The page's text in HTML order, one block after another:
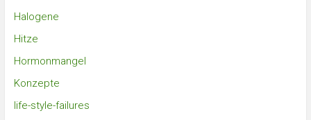
Halogene
Hitze
Hormonmangel
Konzepte
life-style-failures